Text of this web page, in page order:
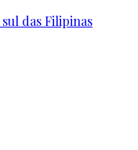
das Filipinas